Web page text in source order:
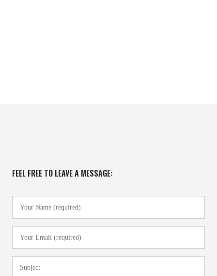
FEEL FREE TO LEAVE A MESSAGE: